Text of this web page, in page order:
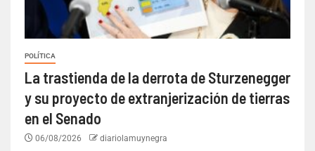
POLÍTICA
La trastienda de la derrota de Sturzenegger
y su proyecto de extranjerización de tierras
en el Senado
06/08/2026 diariolamuynegra